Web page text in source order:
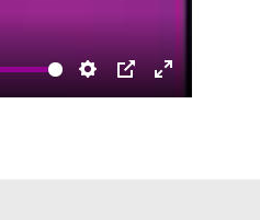
Settings
PIP Enter